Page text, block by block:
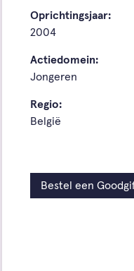
Oprichtingsjaar:
2004
Actiedomein:
Jongeren
Regio:
België
Bestel een